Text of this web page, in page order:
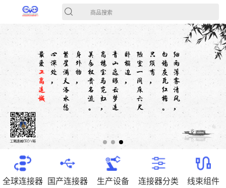
商品搜索
全球连接器 国产连接器 生产设备 连接器分类 线束组件